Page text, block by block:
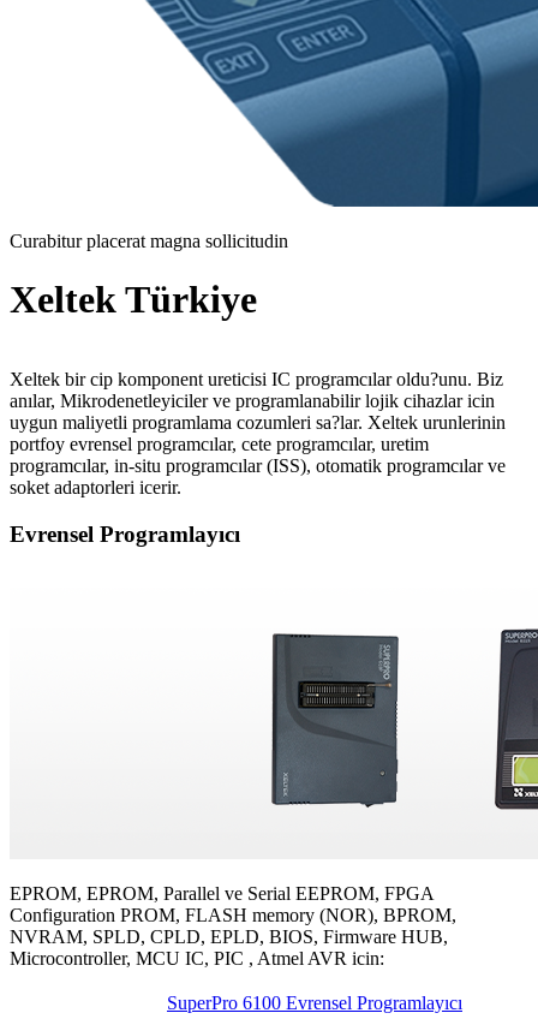
Curabitur placerat magna sollicitudin
Xeltek Türkiye
Xeltek bir cip komponent ureticisi IC programcılar oldu?unu. Biz
anılar, Mikrodenetleyiciler ve programlanabilir lojik cihazlar icin
uygun maliyetli programlama cozumleri sa?lar. Xeltek urunlerinin
portfoy evrensel programcılar, cete programcılar, uretim
programcılar, in-situ programcılar (ISS), otomatik programcılar ve
soket adaptorleri icerir.
Evrensel Programlayıcı
EPROM, EPROM, Parallel ve Serial EEPROM, FPGA
Configuration PROM, FLASH memory (NOR), BPROM,
NVRAM, SPLD, CPLD, EPLD, BIOS, Firmware HUB,
Microcontroller, MCU IC, PIC , Atmel AVR icin:
SuperPro 6100 Evrensel Programlayıcı